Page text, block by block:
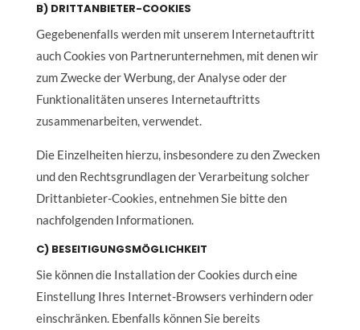
B) DRITTANBIETER-COOKIES
Gegebenenfalls werden mit unserem Internetauftritt
auch Cookies von Partnerunternehmen, mit denen wir
zum Zwecke der Werbung, der Analyse oder der
Funktionalitäten unseres Internetauftritts
zusammenarbeiten, verwendet.
Die Einzelheiten hierzu, insbesondere zu den Zwecken
und den Rechtsgrundlagen der Verarbeitung solcher
Drittanbieter-Cookies, entnehmen Sie bitte den
nachfolgenden Informationen.
C) BESEITIGUNGSMÖGLICHKEIT
Sie können die Installation der Cookies durch eine
Einstellung Ihres Internet-Browsers verhindern oder
einschränken. Ebenfalls können Sie bereits